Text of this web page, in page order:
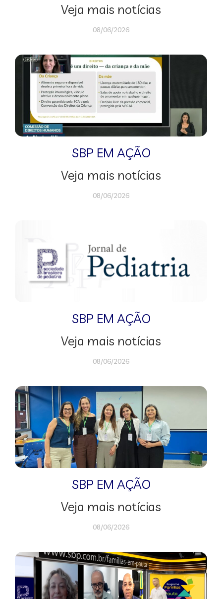
Veja mais notícias
08/06/2026
SBP EM AÇÃO
Veja mais notícias
08/06/2026
SBP EM AÇÃO
Veja mais notícias
08/06/2026
SBP EM AÇÃO
Veja mais notícias
08/06/2026